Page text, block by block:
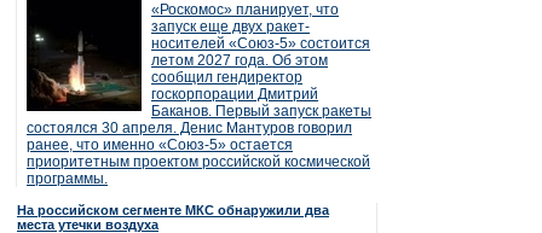
«Роскомос» планирует, что
запуск еще двух ракет-
носителей «Союз-5» состоится
летом 2027 года. Об этом
сообщил гендиректор
госкорпорации Дмитрий
Баканов. Первый запуск ракеты
состоялся 30 апреля. Денис Мантуров говорил
ранее, что именно «Союз-5» остается
приоритетным проектом российской космической
программы.
На российском сегменте МКС обнаружили два
места утечки воздуха